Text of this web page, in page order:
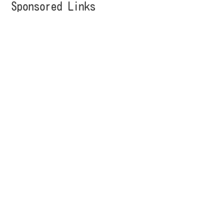
Sponsored Links